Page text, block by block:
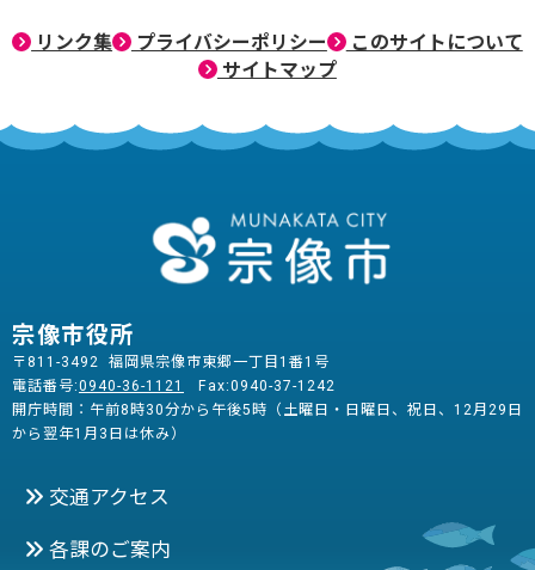
リンク集 プライバシーポリシー
このサイトについて
サイトマップ
宗像市役所
〒811-3492 福岡県宗像市東郷一丁目1番1号
電話番号:0940-36-1121
Fax:0940-37-1242
開庁時間：午前8時30分から午後5時（土曜日・日曜日、祝日、12月29日
から翌年1月3日は休み）
交通アクセス
各課のご案内